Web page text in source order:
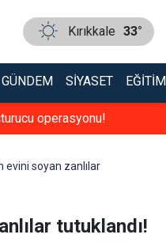
Kırıkkale 33°
GÜNDEM SIYASET EĞITIM
operasyonu!
evini soyan zanlılar
tutuklandı!